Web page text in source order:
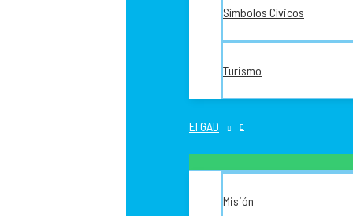
Símbolos Cívicos
Turismo
El GAD
Misión